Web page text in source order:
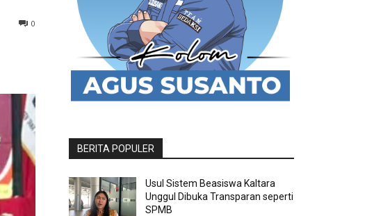
0
BERITA POPULER
Usul Sistem Beasiswa Kaltara
Unggul Dibuka Transparan seperti
SPMB